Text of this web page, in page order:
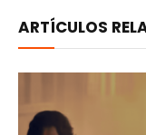
ARTÍCULOS